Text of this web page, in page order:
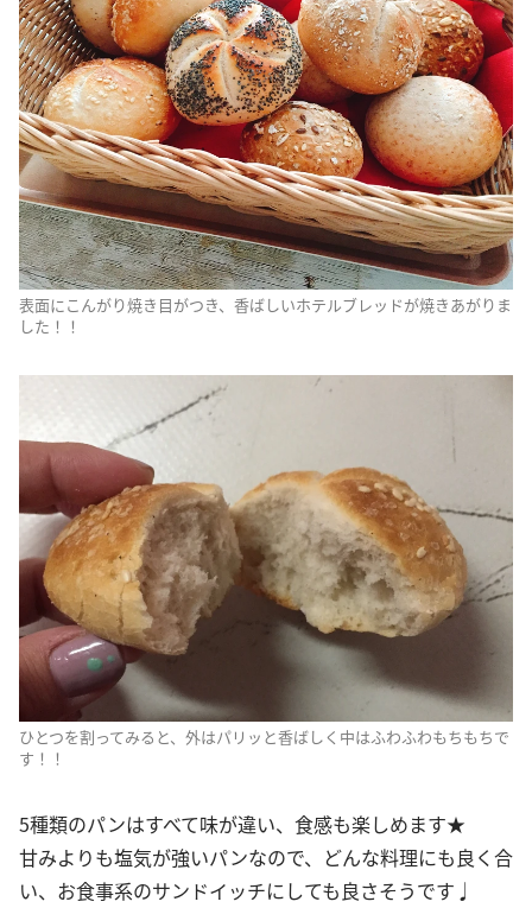
表面にこんがり焼き目がつき、香ばしいホテルブレッドが焼きあがりま
した！！
ひとつを割ってみると、外はパリッと香ばしく中はふわふわもちもちで
す！！
5種類のパンはすべて味が違い、食感も楽しめます★
甘みよりも塩気が強いパンなので、どんな料理にも良く合
い、お食事系のサンドイッチにしても良さそうです♩